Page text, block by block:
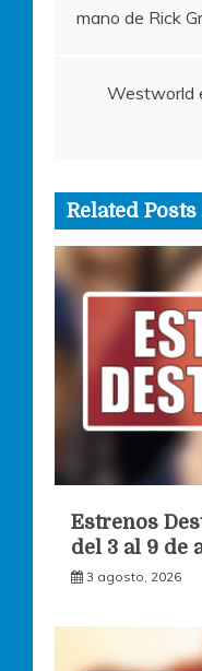
entradas
mano de Rick
Westworld
Related Posts
Estrenos
del 3 al 9 de
3 agosto, 2026